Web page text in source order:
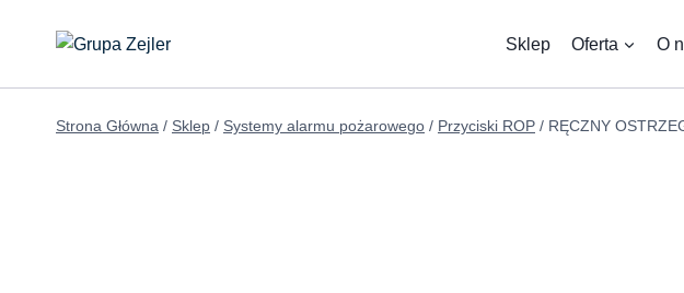
Sklep Oferta O
Strona Główna / Sklep / Systemy alarmu pożarowego / Przyciski ROP / RĘCZNY